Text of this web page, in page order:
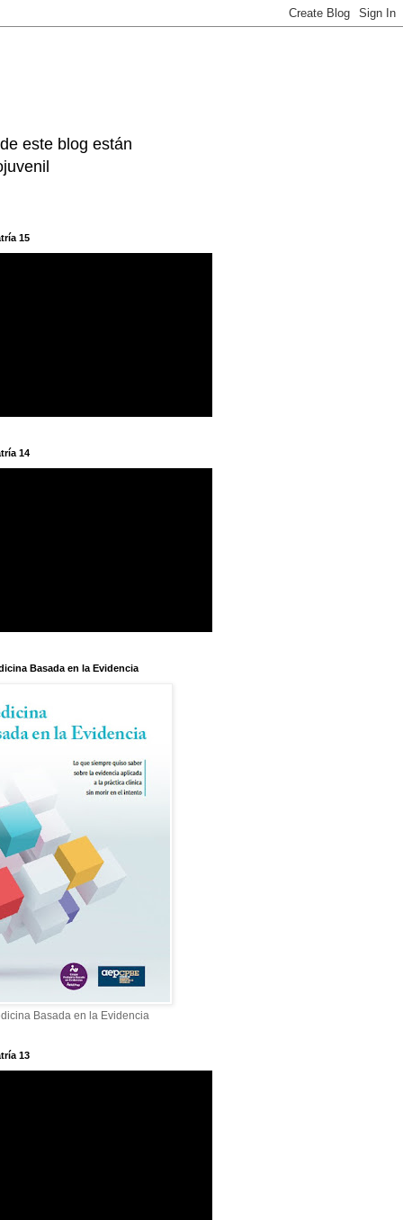
este blog están
15
14
Basada en la Evidencia
Basada en la Evidencia
13